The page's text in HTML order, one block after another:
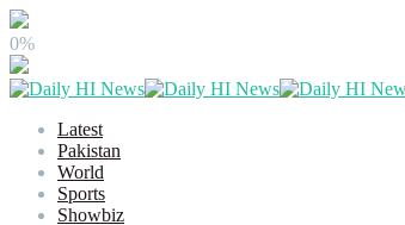
0%
Latest
Pakistan
World
Sports
Showbiz